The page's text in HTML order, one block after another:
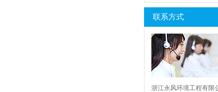
联系方式
浙江永风环境工程有限